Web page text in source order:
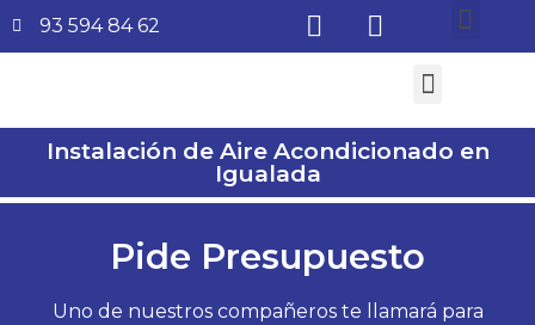
93 594 84 62
Instalación de Aire Acondicionado en
Igualada
Pide Presupuesto
Uno de nuestros compañeros te llamará para